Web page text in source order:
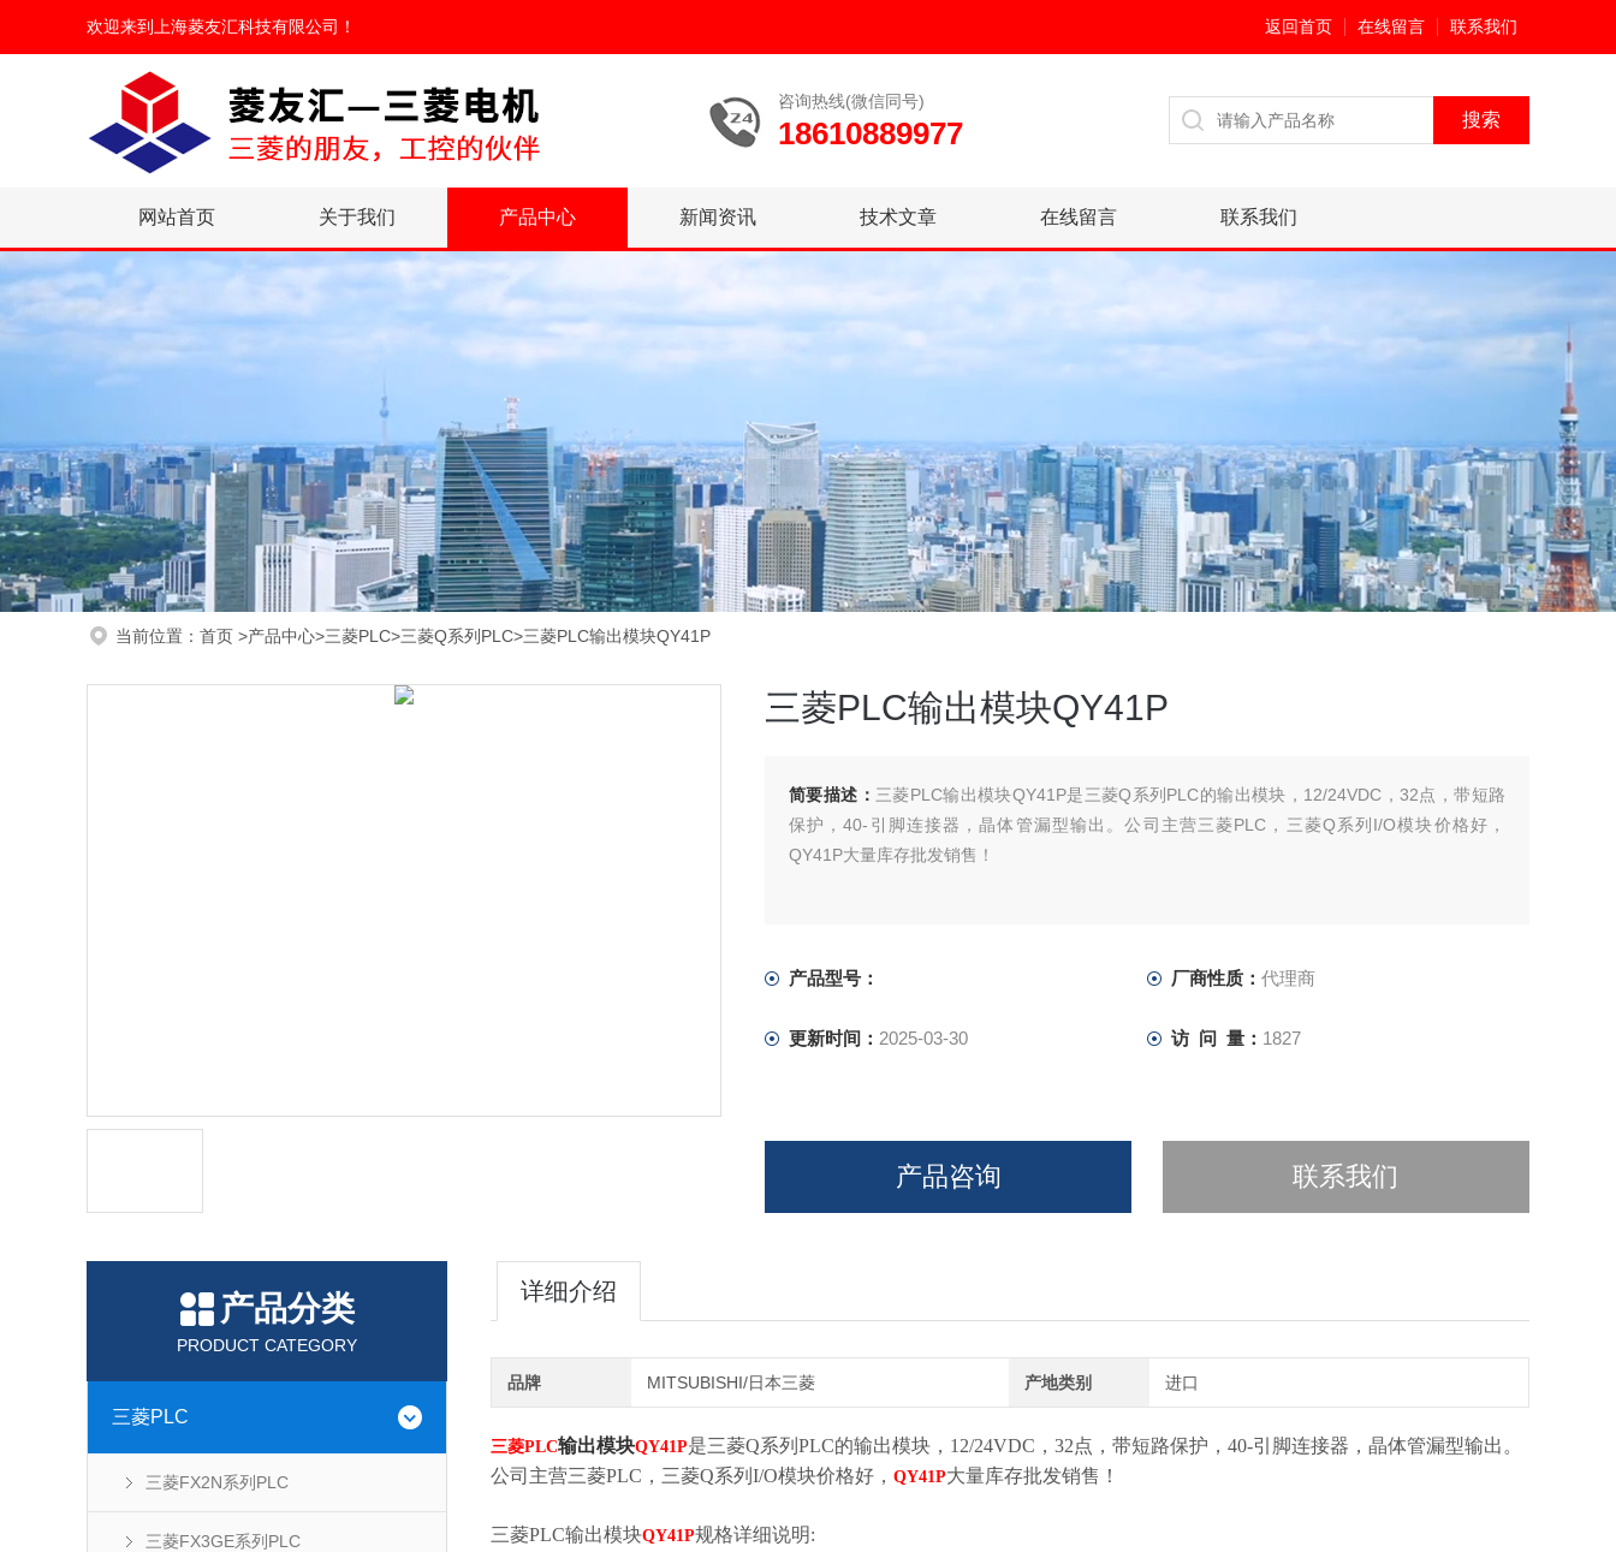
欢迎来到 上海菱友汇科技有限公司 ！ 返回首页 在线留言 联系我们
咨询热线(微信同号)
18610889977
网站首页 关于我们 产品中心 新闻资讯 技术文章 在线留言 联系我们
当前位置： 首页 >产品中心>三菱PLC>三菱Q系列PLC>三菱PLC输出模块QY41P
三菱PLC输出模块QY41P
简要描述： 三菱PLC输出模块QY41P是三菱Q系列PLC的输出模块，12/24VDC，32点，带短路
保护，40-引脚连接器，晶体管漏型输出。公司主营三菱PLC，三菱Q系列I/O模块价格好，
QY41P大量库存批发销售！
产品型号： 厂商性质： 代理商
更新时间： 2025-03-30 访 问 量： 1827
产品咨询 联系我们
产品分类
PRODUCT CATEGORY
三菱PLC
三菱FX2N系列PLC
三菱FX3GE系列PLC
详细介绍
品牌 MITSUBISHI/日本三菱 产地类别 进口
三菱PLC输出模块QY41P是三菱Q系列PLC的输出模块，12/24VDC，32点，带短路保护，40-引脚连接器，晶体管漏型输出。
公司主营三菱PLC，三菱Q系列I/O模块价格好， QY41P大量库存批发销售！
三菱PLC输出模块QY41P规格详细说明: